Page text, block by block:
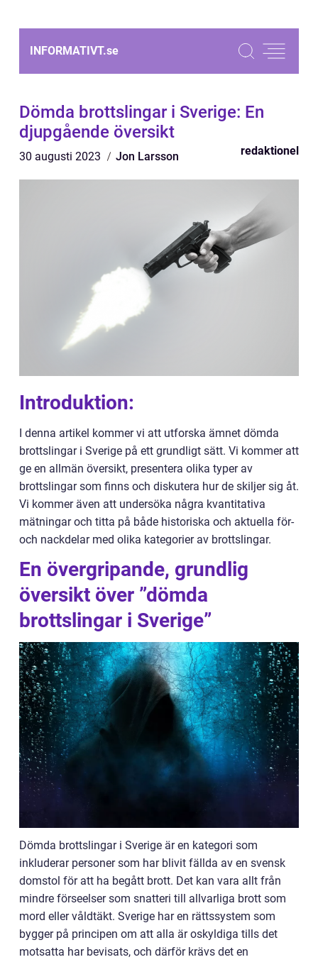
INFORMATIVT.se
Dömda brottslingar i Sverige: En
djupgående översikt
30 augusti 2023 Jon Larsson redaktionel
Introduktion:
I denna artikel kommer vi att utforska ämnet dömda
brottslingar i Sverige på ett grundligt sätt. Vi kommer att
ge en allmän översikt, presentera olika typer av
brottslingar som finns och diskutera hur de skiljer sig åt.
Vi kommer även att undersöka några kvantitativa
mätningar och titta på både historiska och aktuella för-
och nackdelar med olika kategorier av brottslingar.
En övergripande, grundlig
översikt över ”dömda
brottslingar i Sverige”
Dömda brottslingar i Sverige är en kategori som
inkluderar personer som har blivit fällda av en svensk
domstol för att ha begått brott. Det kan vara allt från
mindre förseelser som snatteri till allvarliga brott som
mord eller våldtäkt. Sverige har en rättssystem som
bygger på principen om att alla är oskyldiga tills det
motsatta har bevisats, och därför krävs det en